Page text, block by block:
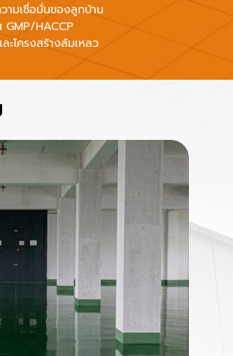
มเชื่อมั่นของลูกบ้าน
GMP/HACCP
โครงสร้างล้มเหลว